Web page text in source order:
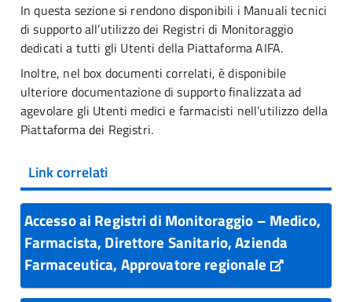
In questa sezione si rendono disponibili i Manuali tecnici
di supporto all’utilizzo dei Registri di Monitoraggio
dedicati a tutti gli Utenti della Piattaforma AIFA.
Inoltre, nel box documenti correlati, è disponibile
ulteriore documentazione di supporto finalizzata ad
agevolare gli Utenti medici e farmacisti nell’utilizzo della
Piattaforma dei Registri.
Link correlati
Accesso ai Registri di Monitoraggio – Medico,
Farmacista, Direttore Sanitario, Azienda
Farmaceutica, Approvatore regionale